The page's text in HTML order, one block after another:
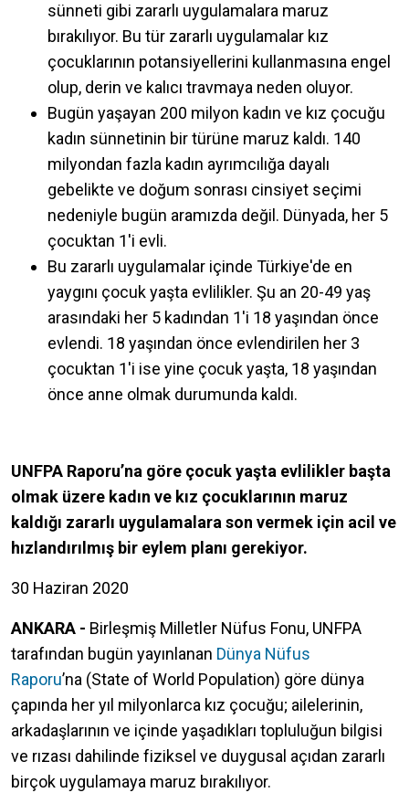
sünneti gibi zararlı uygulamalara maruz
bırakılıyor. Bu tür zararlı uygulamalar kız
çocuklarının potansiyellerini kullanmasına engel
olup, derin ve kalıcı travmaya neden oluyor.
Bugün yaşayan 200 milyon kadın ve kız çocuğu
kadın sünnetinin bir türüne maruz kaldı. 140
milyondan fazla kadın ayrımcılığa dayalı
gebelikte ve doğum sonrası cinsiyet seçimi
nedeniyle bugün aramızda değil. Dünyada, her 5
çocuktan 1'i evli.
Bu zararlı uygulamalar içinde Türkiye'de en
yaygını çocuk yaşta evlilikler. Şu an 20-49 yaş
arasındaki her 5 kadından 1'i 18 yaşından önce
evlendi. 18 yaşından önce evlendirilen her 3
çocuktan 1'i ise yine çocuk yaşta, 18 yaşından
önce anne olmak durumunda kaldı.
UNFPA Raporu’na göre çocuk yaşta evlilikler başta
olmak üzere kadın ve kız çocuklarının maruz
kaldığı zararlı uygulamalara son vermek için acil ve
hızlandırılmış bir eylem planı gerekiyor.
30 Haziran 2020
ANKARA - Birleşmiş Milletler Nüfus Fonu, UNFPA
tarafından bugün yayınlanan Dünya Nüfus
Raporu’na (State of World Population) göre dünya
çapında her yıl milyonlarca kız çocuğu; ailelerinin,
arkadaşlarının ve içinde yaşadıkları topluluğun bilgisi
ve rızası dahilinde fiziksel ve duygusal açıdan zararlı
birçok uygulamaya maruz bırakılıyor.